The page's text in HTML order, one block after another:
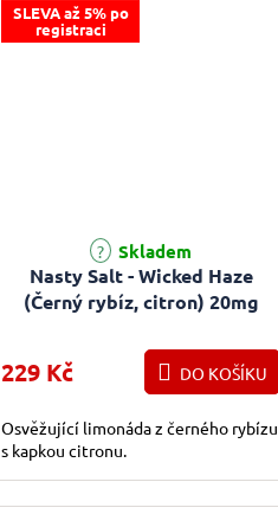
SLEVA až 5% po
registraci
Nasty Salt - Wicked Haze
(Černý rybíz, citron) 20mg
Skladem
229 Kč DO KOŠÍKU
Osvěžující limonáda z černého rybízu
s kapkou citronu.